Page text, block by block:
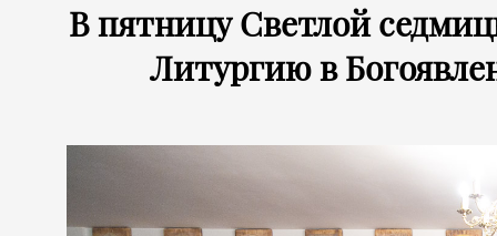
В пятницу Светлой
Литургию в